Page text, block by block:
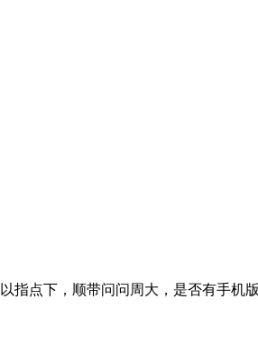
指点下，顺带问问周大，是否有手机